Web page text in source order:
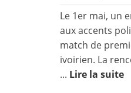
Le 1er mai, un
aux accents
match de
ivoirien. La
... Lire la suite